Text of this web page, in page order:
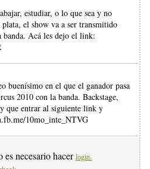
estudiar, o lo que sea y no
el show va a ser transmitido
Acá les dejo el link:
buenísimo en el que el ganador pasa
2010 con la banda. Backstage,
que entrar al siguiente link y
10mo_inte_NTVG
es necesario hacer login.